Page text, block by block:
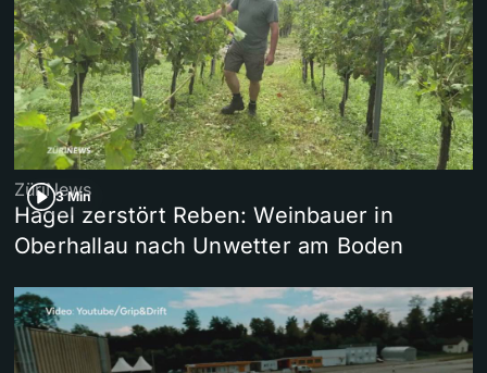
3 Min
ZüriNews
Hagel zerstört Reben: Weinbauer in
Oberhallau nach Unwetter am Boden